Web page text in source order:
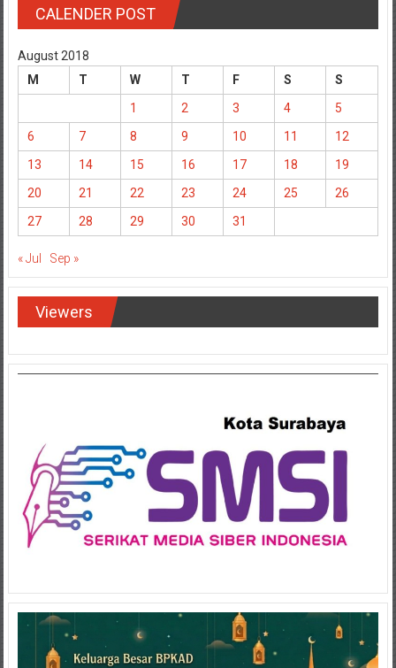
CALENDER POST
August 2018
M
T W T F S
S
1
2 3 4
5
6
7 8 9 10 11
12
13
14 15 16 17 18
19
20
21 22 23 24 25
26
27
28 29 30 31
« Jul Sep »
Viewers